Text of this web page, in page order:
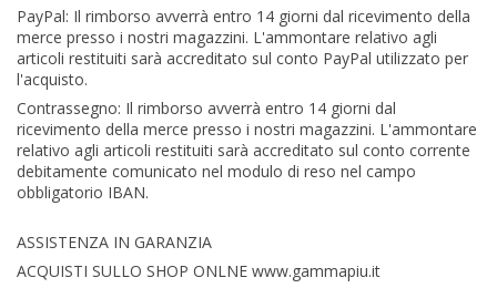
PayPal: Il rimborso avverrà entro 14 giorni dal ricevimento della
merce presso i nostri magazzini. L'ammontare relativo agli
articoli restituiti sarà accreditato sul conto PayPal utilizzato per
l'acquisto.
Contrassegno: Il rimborso avverrà entro 14 giorni dal
ricevimento della merce presso i nostri magazzini. L'ammontare
relativo agli articoli restituiti sarà accreditato sul conto corrente
debitamente comunicato nel modulo di reso nel campo
obbligatorio IBAN.
ASSISTENZA IN GARANZIA
ACQUISTI SULLO SHOP ONLNE www.gammapiu.it